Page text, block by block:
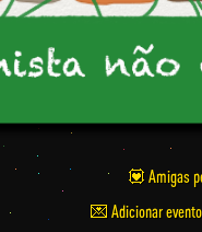
💟 Amigas
💌 Adicionar